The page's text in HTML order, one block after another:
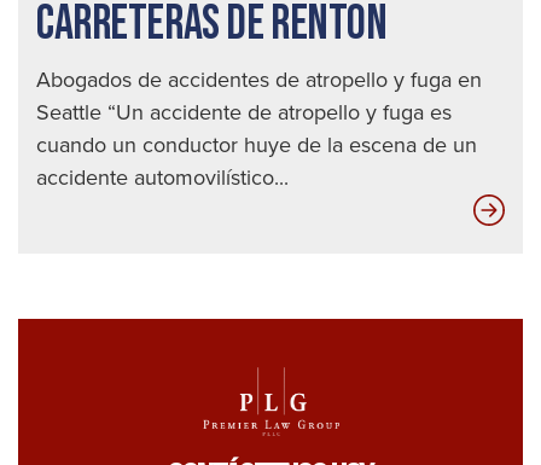
CARRETERAS DE RENTON
Abogados de accidentes de atropello y fuga en
Seattle “Un accidente de atropello y fuga es
cuando un conductor huye de la escena de un
accidente automovilístico...
en